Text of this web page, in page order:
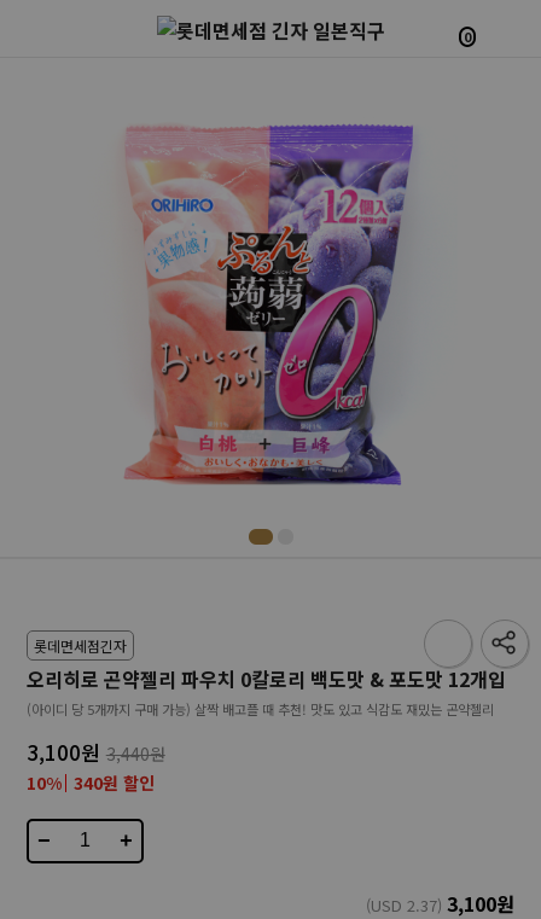
0
롯데면세점긴자
오리히로 곤약젤리 파우치 0칼로리 백도맛 & 포도맛 12개입
(아이디 당 5개까지 구매 가능) 살짝 배고플 때 추천! 맛도 있고 식감도 재밌는 곤약젤리
3,100원 3,440원
10% 340원 할인
− +
(USD2.37) 3,100원